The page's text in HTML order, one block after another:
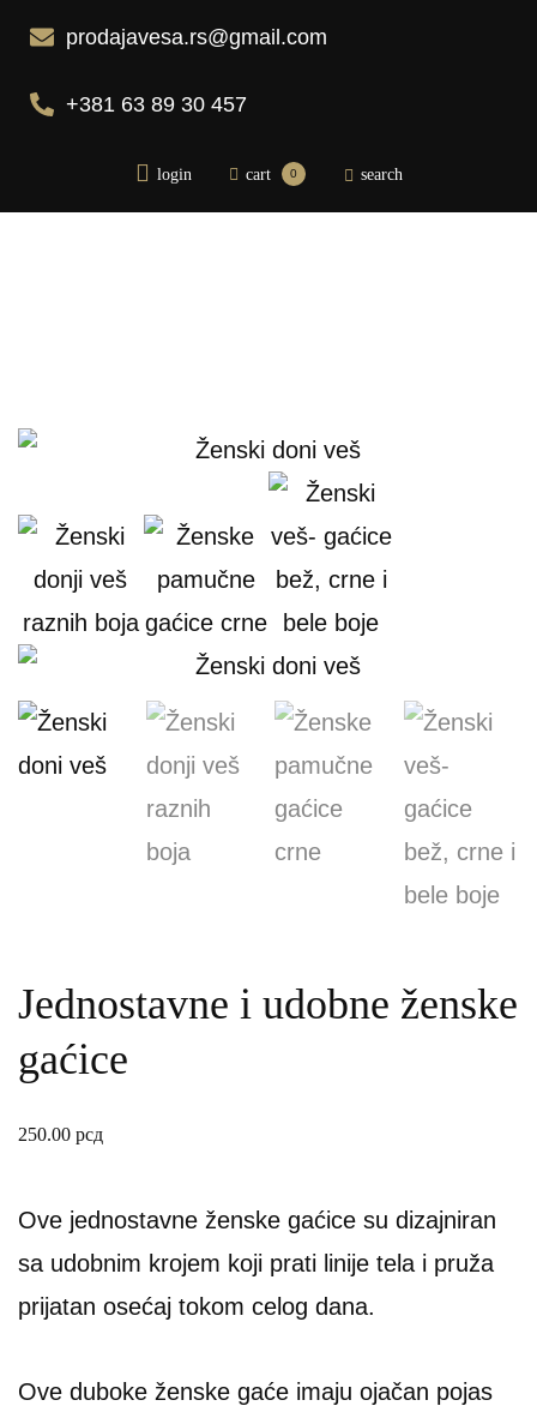
prodajavesa.rs@gmail.com
+381 63 89 30 457
login 0
cart search
Bebi dol pidžame
Spavaćice
Jednostavne i udobne ženske
gaćice
250.00 рсд
Ove jednostavne ženske gaćice su dizajniran
sa udobnim krojem koji prati linije tela i pruža
prijatan osećaj tokom celog dana.
Ove duboke ženske gaće imaju ojačan pojas